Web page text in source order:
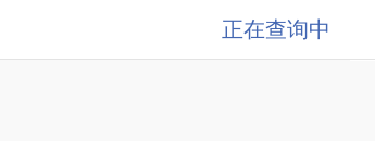
正在查询中